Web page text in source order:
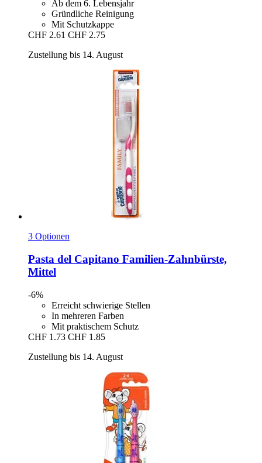
Ab dem 6. Lebensjahr
Gründliche Reinigung
Mit Schutzkappe
CHF 2.61 CHF 2.75
Zustellung bis 14. August
3 Optionen
Pasta del Capitano Familien-​Zahnbürste,
Mittel
-6%
Erreicht schwierige Stellen
In mehreren Farben
Mit praktischem Schutz
CHF 1.73 CHF 1.85
Zustellung bis 14. August